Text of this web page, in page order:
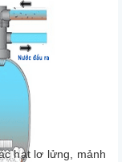
hạt lơ lửng, mảnh